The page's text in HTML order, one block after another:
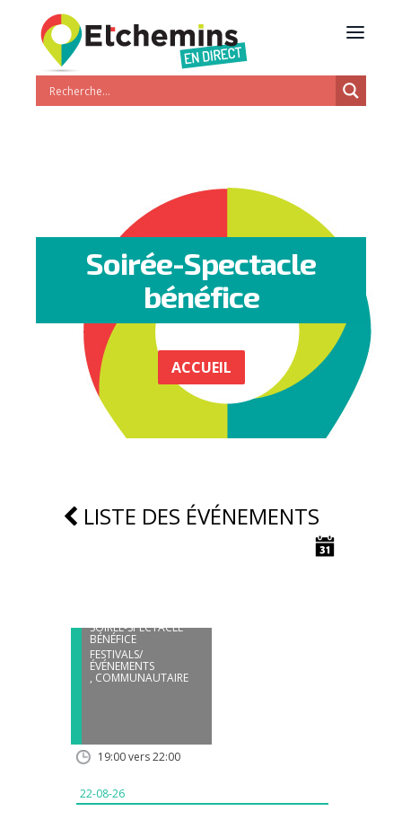
Soirée-Spectacle
bénéfice
ACCUEIL
LISTE DES ÉVÉNEMENTS
SOIRÉE-SPECTACLE
BÉNÉFICE
FESTIVALS/
ÉVÉNEMENTS
, COMMUNAUTAIRE
19:00 vers 22:00
22-08-26